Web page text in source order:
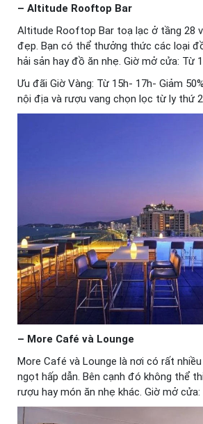
– Altitude Rooftop Bar
Altitude Rooftop Bar toạ lạc ở tầng 28
đẹp. Bạn có thể thưởng thức các loại
hải sản hay đồ ăn nhẹ. Giờ mở cửa: Từ
Ưu đãi Giờ Vàng: Từ 15h- 17h- Giảm
nội địa và rượu vang chọn lọc từ ly thứ
– More Café và Lounge
More Café và Lounge là nơi có rất
ngọt hấp dẫn. Bên cạnh đó không thể
rượu hay món ăn nhẹ khác. Giờ mở cửa: